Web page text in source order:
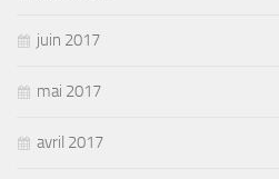
juin 2017
mai 2017
avril 2017